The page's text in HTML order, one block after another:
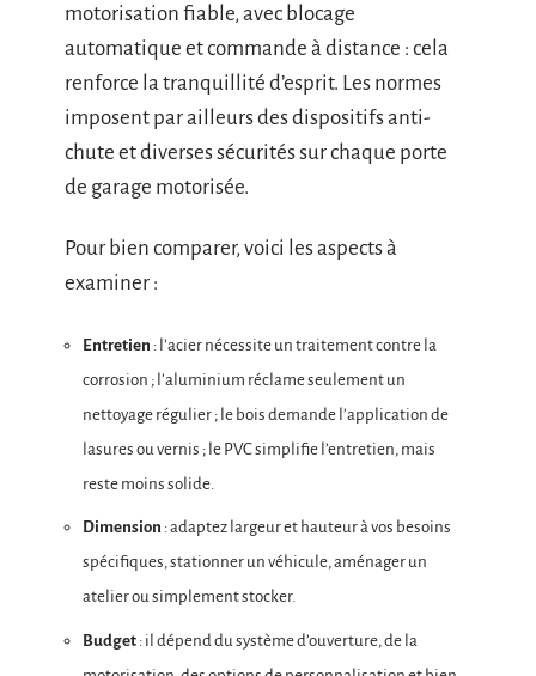
motorisation fiable, avec blocage
automatique et commande à distance : cela
renforce la tranquillité d’esprit. Les normes
imposent par ailleurs des dispositifs anti-
chute et diverses sécurités sur chaque porte
de garage motorisée.
Pour bien comparer, voici les aspects à
examiner :
Entretien : l’acier nécessite un traitement contre la
corrosion ; l’aluminium réclame seulement un
nettoyage régulier ; le bois demande l’application de
lasures ou vernis ; le PVC simplifie l’entretien, mais
reste moins solide.
Dimension : adaptez largeur et hauteur à vos besoins
spécifiques, stationner un véhicule, aménager un
atelier ou simplement stocker.
Budget : il dépend du système d’ouverture, de la